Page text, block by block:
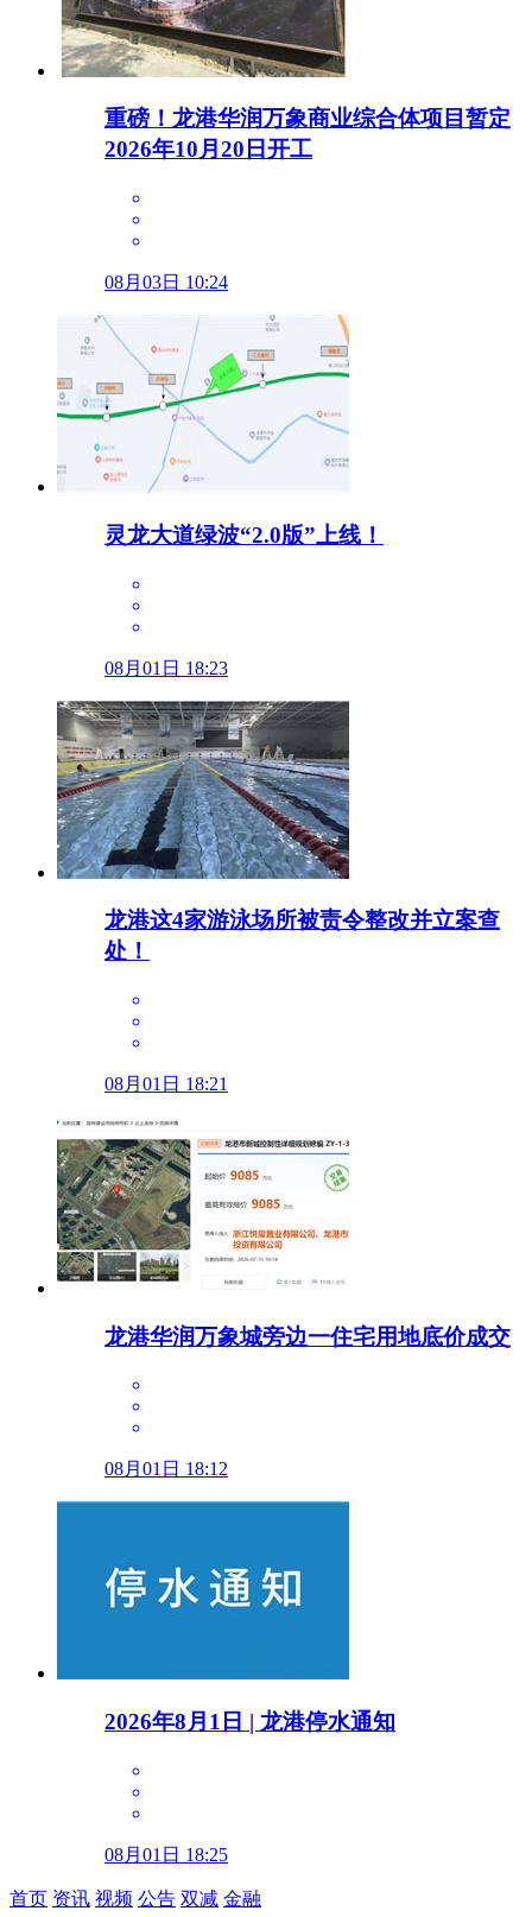
重磅！龙港华润万象商业综合体项目暂定
2026年10月20日开工
08月03日 10:24
灵龙大道绿波“2.0版”上线！
08月01日 18:23
龙港这4家游泳场所被责令整改并立案查
处！
08月01日 18:21
龙港华润万象城旁边一住宅用地底价成交
08月01日 18:12
2026年8月1日 | 龙港停水通知
08月01日 18:25
首页 资讯 视频 公告 双减 金融